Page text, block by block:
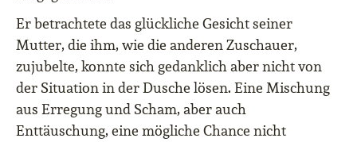
Er betrachtete das glückliche Gesicht seiner
Mutter, die ihm, wie die anderen Zuschauer,
zujubelte, konnte sich gedanklich aber nicht von
der Situation in der Dusche lösen. Eine Mischung
aus Erregung und Scham, aber auch
Enttäuschung, eine mögliche Chance nicht